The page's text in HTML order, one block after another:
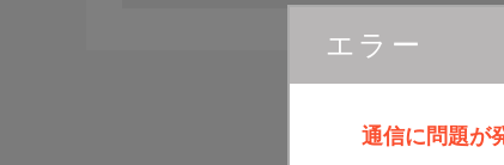
エラー
通信に問題が